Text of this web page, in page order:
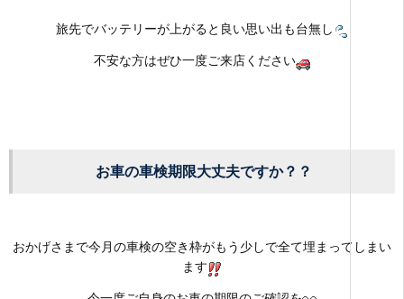
旅先でバッテリーが上がると良い思い出も台無し
不安な方はぜひ一度ご来店ください
お車の車検期限大丈夫ですか？？
おかげさまで今月の車検の空き枠がもう少しで全て埋まってしまい
ます